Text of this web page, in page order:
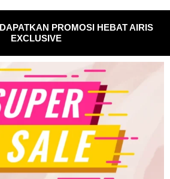
PROMOSI HEBAT AIRIS
EXCLUSIVE